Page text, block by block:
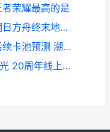
荣耀最高的是
明日方舟终末地汤汤抽取建议 明日方舟终末地官网
鸣潮3.2版本总结 鸣潮3.2版本后续卡池预测 潮鸣弦是什么技能
《跑跑卡丁车》青春轰鸣共速时光 20周年线上嘉年华最初 跑跑卡丁车官网